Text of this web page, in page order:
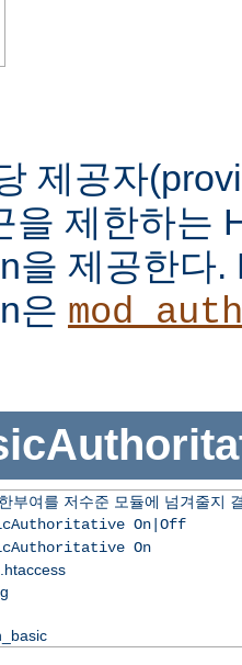
제공자
을 제한하는
을 제공한다.
은
부여를 저수준 모듈에 넘겨줄지
On|Off
On